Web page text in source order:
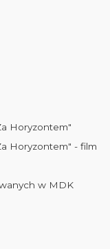
Horyzontem"
Horyzontem" - film
w MDK